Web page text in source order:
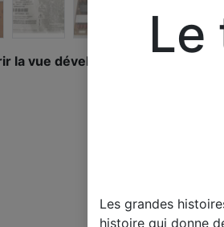
la vue développée.
Les grandes
histoire qui donne